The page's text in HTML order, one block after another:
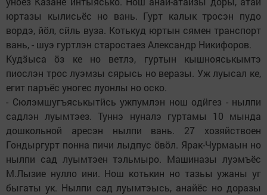
юртазы кылисьёс но вань. Гурт калык тросэн пудо
вордэ, йӧл, сӥль вуза. Котькуд юртын сямен транспорт
вань, - шуэ гуртлэн старостаез Александр Никифоров.
Кудӟыса ӧз ке но ветлэ, гуртын кышнояськымтэ
пиослэн трос луэмзы сярысь но веразы. Уж луысал ке,
егит паръёс уногес луонлы но оско.
- Сюлэмшугъяськытӥсь ужпумлэн нош одӥгез - нылпи
садлэн луымтэез. Туннэ нуналэ гуртамы 10 мында
дошкольной аресэн нылпи вань. 27 хозяйствоен
Гондыргурт понна пичи лыдпус ӧвӧл. Ярак-Чурмаын но
нылпи сад луымтэен тэльмыро. Машиназы луэмъёс
М.Лызие нулло ини. Нош котькин но тазьы ужаны уг
быгаты ук. Нылпи сад луымтэысь, анайёс но доразы